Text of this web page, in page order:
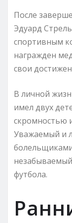
После
Эдуард
спортивным
награжден
свои
В личной
имел двух
скромностью
Уважаемый и
незабываемый
футбола.